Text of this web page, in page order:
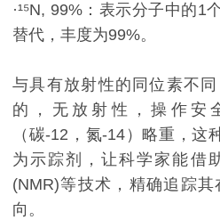
·¹⁵N, 99%：表示分子中的1
替代，丰度为99%。
与具有放射性的同位素不
的，无放射性，操作安
（碳-12，氮-14）略重，这
为示踪剂，让科学家能借
(NMR)等技术，精确追踪
向。